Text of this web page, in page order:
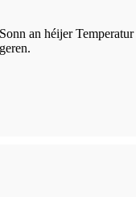
an héijer